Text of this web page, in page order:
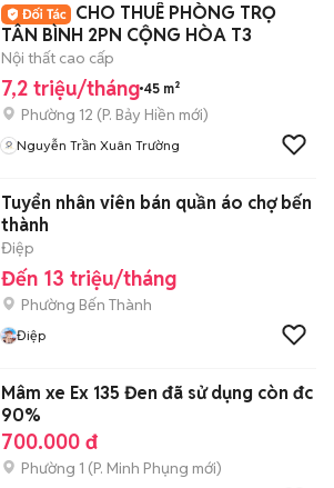
CHO THUÊ PHÒNG TRỌ
TÂN BÌNH 2PN CỘNG HÒA T3
Nội thất cao cấp
7,2 triệu/tháng 45 m²
Phường 12 (P. Bảy Hiền mới)
Nguyễn Trần Xuân Trường
Tuyển nhân viên bán quần áo chợ bến
thành
Điệp
Đến 13 triệu/tháng
Phường Bến Thành
Điệp
Mâm xe Ex 135 Đen đã sử dụng còn đc
90%
700.000 đ
Phường 1 (P. Minh Phụng mới)